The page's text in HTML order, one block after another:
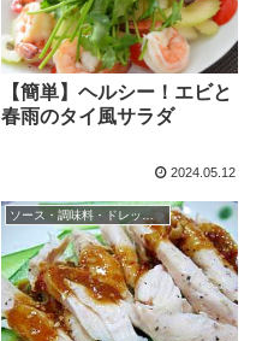
【簡単】ヘルシー！エビと
春雨のタイ風サラダ
2024.05.12